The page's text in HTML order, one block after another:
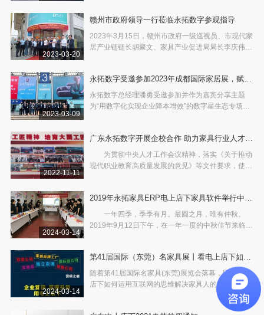
【景初书画艺术展&全国签售会暨大湾区全案设计高
峰论坛】于广东现
2023-03-20
赣州市政府领导一行莅临永拓数字参观指导
2023年3月15日，赣州市政府一级巡视员、市现代家
居产业链链长胡聚文、家具产业促进局局长李庆伟、
永拓数字技术总经理潘勇进行了热情接待。
2023-03-09
永拓数字受邀参加2023年成都国际家居展，赋能
家居企业数字星生态
永拓数字总经理潘勇受邀参加并作为嘉宾分享主题
为“用数字化实现企业降本增效”的数字星生态专场演
业条件的数字化转型方向，并从生产、销售、财务多
方面细
2022-11-11
广东永拓数字开展企校合作 助力家具行业人才培
育高质量发展
为贯彻中央人才工作会议精神，落实《关于推动
现代职业教育高质量发展的意见》等文件要求，使人
发挥企业和学校双方的优势，同时也为广大学生实
习、实训
2024-03-14
2019年永拓家具ERP电上店下家具软件举行中秋
茶话会
一年四季，季季有月。最圆之月，唯有仲秋。
2019年9月12日下午，在一年一度的中秋佳节来临之
店下家具软件隆重举行了中秋茶话会活动。公司董事
长潘总与部门经
2024-03-14
第41届国际（东莞）名家具展丨看电上店下如何
解决家居企业营销之痛！
随着第41届国际名家具(东莞)展览会落幕，回顾电上
店下如何运用互联网的思维解决家具人的营销之痛，